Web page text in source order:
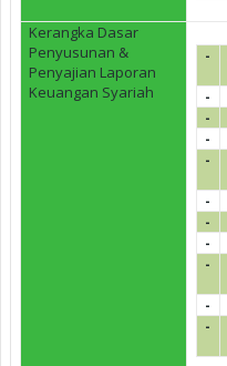
Kerangka Dasar
Penyusunan &
Penyajian Laporan
Keuangan Syariah
-
-
-
-
-
-
-
-
-
-
-